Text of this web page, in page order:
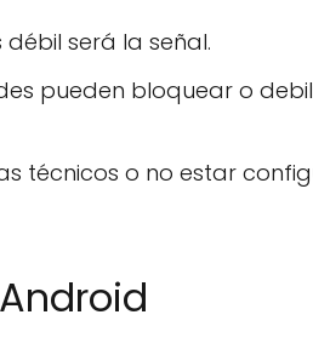
será la señal.
pueden bloquear o
técnicos o no estar